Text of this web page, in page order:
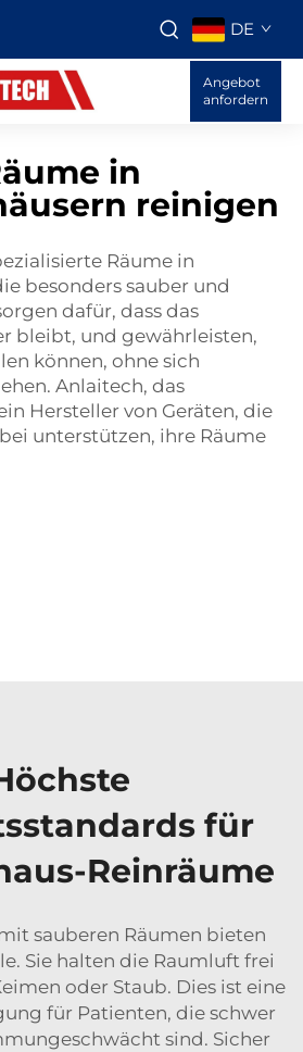
DE
Angebot
anfordern
in
reinigen
Räume in
besonders sauber und
dafür, dass das
bleibt, und gewährleisten,
können, ohne sich
Anlaitech, das
Hersteller von Geräten, die
unterstützen, ihre Räume
für
Reinräume
sauberen Räumen bieten
Sie halten die Raumluft frei
oder Staub. Dies ist eine
für Patienten, die schwer
sind. Sicher